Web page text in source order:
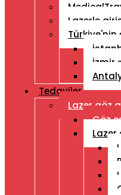
Lazerle
Türkiye'nin
İzmir
Tedaviler
Lazer göz
Göz
Lazer